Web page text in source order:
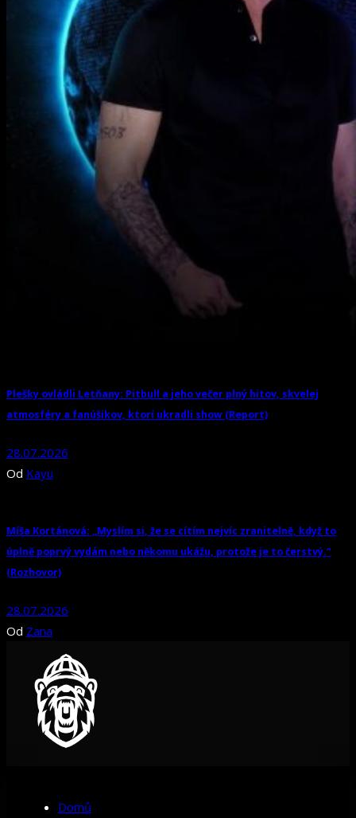
Plešky ovládli Letňany: Pitbull a jeho večer plný hitov, skvelej
atmosféry a fanúšikov, ktorí ukradli show (Report)
28.07.2026
Od Kayu
Míša Kortánová: „Myslím si, že se cítím nejvíc zranitelně, když to
úplně poprvý vydám nebo někomu ukážu, protože je to čerstvý.“
(Rozhovor)
28.07.2026
Od Zana
Domů